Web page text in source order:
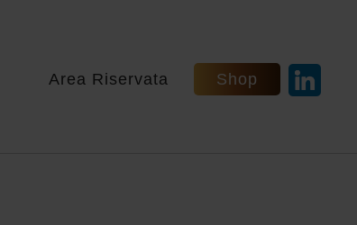
Area Riservata Shop